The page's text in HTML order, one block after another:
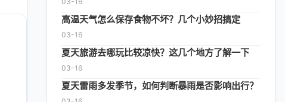
高温天气怎么保存食物不坏？几个小妙招搞定
03-16
夏天旅游去哪玩比较凉快？这几个地方了解一下
03-16
夏天雷雨多发季节，如何判断暴雨是否影响出行？